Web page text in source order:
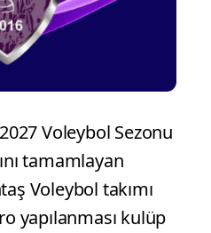
Voleybol Sezonu
tamamlayan
Voleybol takımı
yapılanması kulüp